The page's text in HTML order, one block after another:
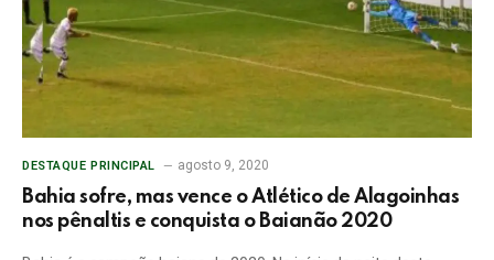
DESTAQUE PRINCIPAL agosto 9, 2020
Bahia sofre, mas vence o Atlético de Alagoinhas
nos pênaltis e conquista o Baianão 2020